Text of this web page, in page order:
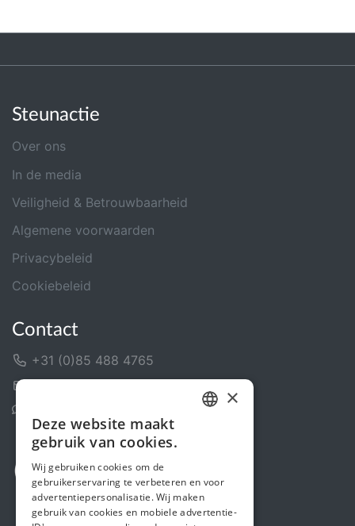
Steunactie
Over ons
In de media
Veiligheid & Betrouwbaarheid
Algemene voorwaarden
Privacybeleid
Cookiebeleid
Contact
+31 (0)85 488 4765
ENGLISH
×
Deze website maakt
gebruik van cookies.
Wij gebruiken cookies om de
gebruikerservaring te verbeteren en voor
advertentiepersonalisatie. Wij maken
gebruik van cookies en mobiele advertentie-